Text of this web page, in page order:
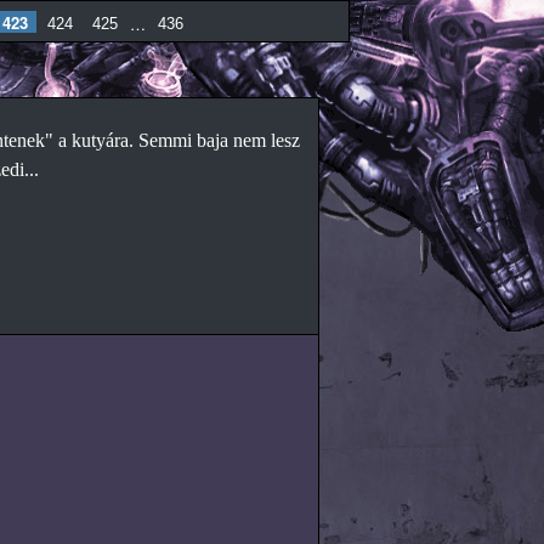
423 424 425 … 436
a kutyára. Semmi baja nem lesz